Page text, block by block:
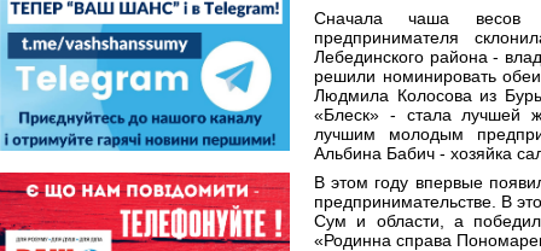
Сначала чаша весов
предпринимателя
Лебединского района -
решили номинировать
Людмила Колосова из
«Блеск» - стала лучшей
лучшим молодым
Альбина Бабич - хозяйка
В этом году впервые
предпринимательстве. В
Сум и области, а
«Родинна справа